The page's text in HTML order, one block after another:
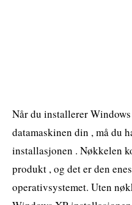
Når du installerer
datamaskinen din , må du
installasjonen . Nøkkelen
produkt , og det er den
operativsystemet. Uten